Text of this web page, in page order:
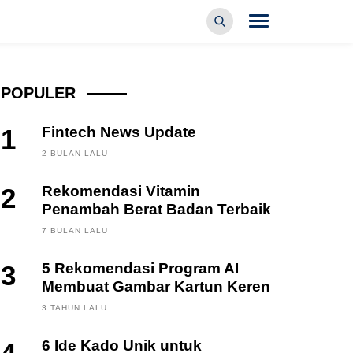
POPULER
1 Fintech News Update
2 BULAN LALU
2
Rekomendasi Vitamin
Penambah Berat Badan Terbaik
7 BULAN LALU
3
5 Rekomendasi Program AI
Membuat Gambar Kartun Keren
3 TAHUN LALU
6 Ide Kado Unik untuk